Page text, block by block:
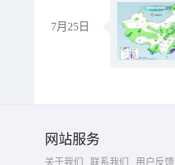
7月25日
网站服务
关于我们 联系我们
用户反馈